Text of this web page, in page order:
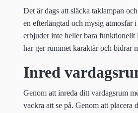
Det är dags att släcka taklampan
en efterlängtad och mysig atmosfär
erbjuder inte heller bara
har ger rummet karaktär och bidrar
Inred
Genom att inreda ditt vardagsrum
vackra att se på. Genom att